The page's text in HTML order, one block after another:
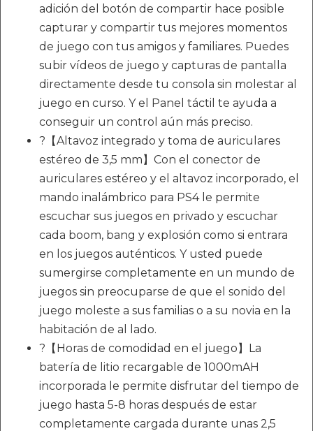
adición del botón de compartir hace posible
capturar y compartir tus mejores momentos
de juego con tus amigos y familiares. Puedes
subir vídeos de juego y capturas de pantalla
directamente desde tu consola sin molestar al
juego en curso. Y el Panel táctil te ayuda a
conseguir un control aún más preciso.
?【Altavoz integrado y toma de auriculares
estéreo de 3,5 mm】Con el conector de
auriculares estéreo y el altavoz incorporado, el
mando inalámbrico para PS4 le permite
escuchar sus juegos en privado y escuchar
cada boom, bang y explosión como si entrara
en los juegos auténticos. Y usted puede
sumergirse completamente en un mundo de
juegos sin preocuparse de que el sonido del
juego moleste a sus familias o a su novia en la
habitación de al lado.
?【Horas de comodidad en el juego】La
batería de litio recargable de 1000mAH
incorporada le permite disfrutar del tiempo de
juego hasta 5-8 horas después de estar
completamente cargada durante unas 2,5